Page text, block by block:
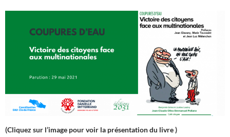
(Cliquez sur l’image pour voir la présentation du livre )